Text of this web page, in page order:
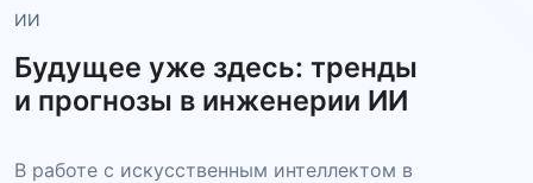
ИИ
Будущее уже здесь: тренды
и прогнозы в инженерии ИИ
В работе с искусственным интеллектом в